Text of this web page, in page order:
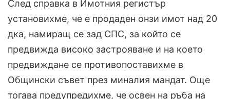
След справка в Имотния регистър
установихме, че е продаден онзи имот над 20
дка, намиращ се зад СПС, за който се
предвижда високо застрояване и на което
предвиждане се противопоставихме в
Общински съвет през миналия мандат. Още
тогава предупредихме, че освен на ръба на